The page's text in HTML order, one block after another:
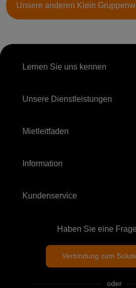
Unsere anderen Klein
Lernen Sie uns kennen
Unsere Dienstleistungen
Mietleitfaden
Information
Kundenservice
Haben Sie eine
Verbindung zum
oder